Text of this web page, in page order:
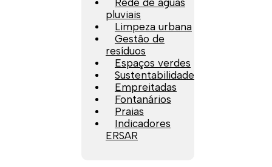
pluviais
Limpeza urbana
Gestão de
resíduos
Espaços verdes
Sustentabilidade
Empreitadas
Fontanários
Praias
Indicadores
ERSAR